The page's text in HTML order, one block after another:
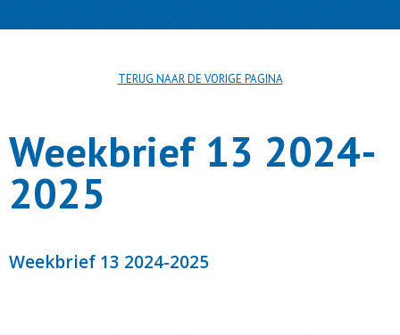
TERUG NAAR DE VORIGE PAGINA
Weekbrief 13 2024-
2025
Weekbrief 13 2024-2025